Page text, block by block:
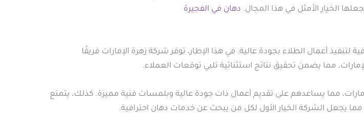
الخيار الأمثل في هذا المجال. دهان في الفجيرة
أعمال الطلاء بجودة عالية. في هذا الإطار، توفر شركة زهرة الإمارات فريقًا
مما يضمن تحقيق نتائج استثنائية تلبي توقعات العملاء.
مما يساعدهم على تقديم أعمال ذات جودة عالية وبلمسات فنية مميزة. كذلك، يتمتع
مما يجعل الشركة الخيار الأول لكل من يبحث عن خدمات دهان احترافية.